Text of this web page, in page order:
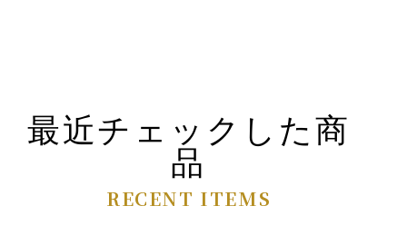
最近チェックした商
品
RECENT ITEMS